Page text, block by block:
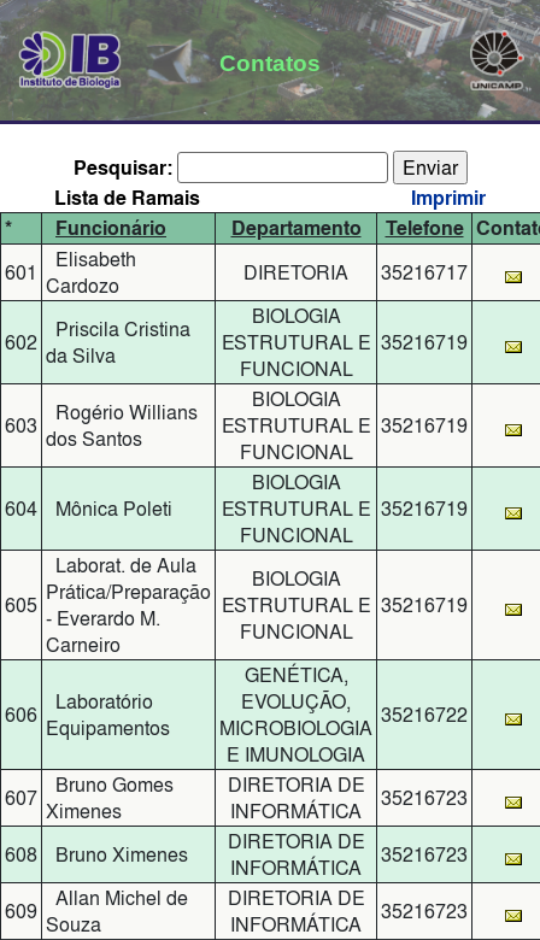
Contatos
Pesquisar:
Lista de Ramais
Imprimir
*
Funcionário Departamento Telefone
601
Elisabeth
Cardozo
DIRETORIA 35216717
602
Priscila Cristina
da Silva
BIOLOGIA
ESTRUTURAL E
FUNCIONAL
35216719
603
Rogério Willians
dos Santos
BIOLOGIA
ESTRUTURAL E
FUNCIONAL
35216719
604 Mônica Poleti
BIOLOGIA
ESTRUTURAL E
FUNCIONAL
35216719
605
Laborat. de Aula
Prática/Preparação
- Everardo M.
Carneiro
BIOLOGIA
ESTRUTURAL E
FUNCIONAL
35216719
606
Laboratório
Equipamentos
GENÉTICA,
EVOLUÇÃO,
MICROBIOLOGIA
E IMUNOLOGIA
35216722
607
Bruno Gomes
Ximenes
DIRETORIA DE
INFORMÁTICA
35216723
608 Bruno Ximenes
DIRETORIA DE
INFORMÁTICA
35216723
609
Allan Michel de
Souza
DIRETORIA DE
INFORMÁTICA
35216723